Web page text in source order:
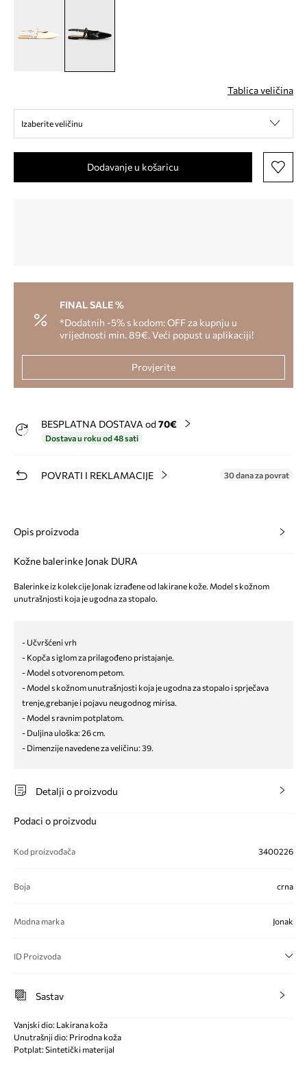
Tablica veličina
Izaberite veličinu
Dodavanje u košaricu
FINAL SALE %
*Dodatnih -5% s kodom: OFF za kupnju u
vrijednosti min. 89€. Veći popust u aplikaciji!
Provjerite
BESPLATNA DOSTAVA od 70€
Dostava u roku od 48 sati
POVRATI I REKLAMACIJE 30 dana za povrat
Opis proizvoda
Kožne balerinke Jonak DURA
Balerinke iz kolekcije Jonak izrađene od lakirane kože. Model s kožnom
unutrašnjosti koja je ugodna za stopalo.
- Učvršćeni vrh
- Kopča s iglom za prilagođeno pristajanje.
- Model s otvorenom petom.
- Model s kožnom unutrašnjosti koja je ugodna za stopalo i sprječava
trenje,grebanje i pojavu neugodnog mirisa.
- Model s ravnim potplatom.
- Duljina uloška: 26 cm.
- Dimenzije navedene za veličinu: 39.
Detalji o proizvodu
Podaci o proizvodu
Kod proizvođača 3400226
Boja crna
Modna marka Jonak
ID Proizvoda
Sastav
Vanjski dio: Lakirana koža
Unutrašnji dio: Prirodna koža
Potplat: Sintetički materijal